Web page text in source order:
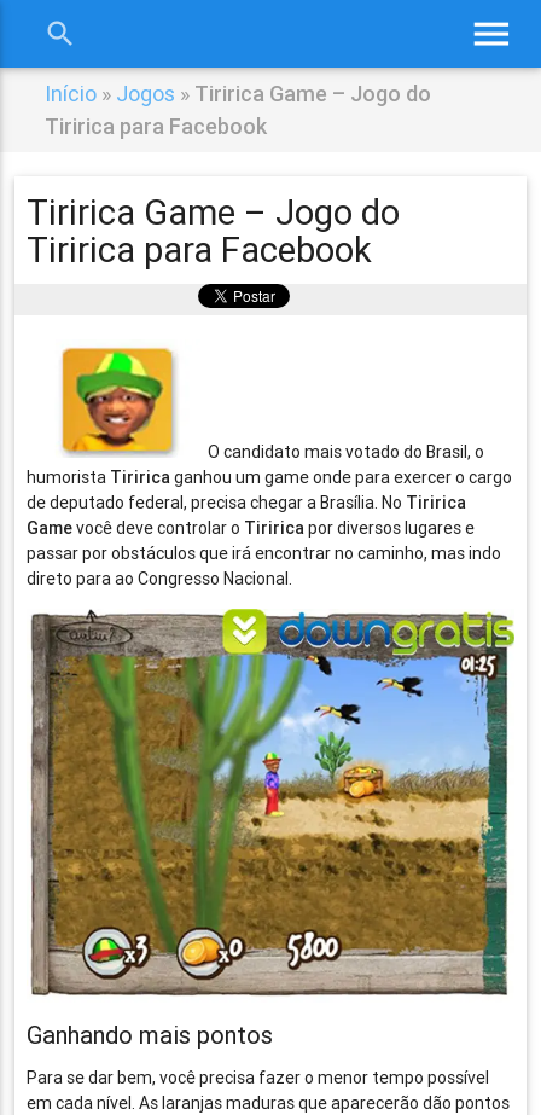
menu
search
Início » Jogos » Tiririca Game – Jogo do
Tiririca para Facebook
Tiririca Game – Jogo do
Tiririca para Facebook
O candidato mais votado do Brasil, o
humorista Tiriricaganhou um game onde para exercer o cargo
de deputado federal, precisa chegar a Brasília. No Tiririca
Gamevocê deve controlar o Tiriricapor diversos lugares e
passar por obstáculos que irá encontrar no caminho, mas indo
direto para ao Congresso Nacional.
Ganhando mais pontos
Para se dar bem, você precisa fazer o menor tempo possível
em cada nível. As laranjas maduras que aparecerão dão pontos